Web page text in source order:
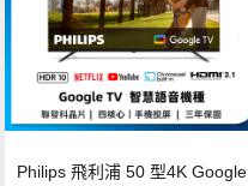
Philips 飛利浦 50 型4K Google